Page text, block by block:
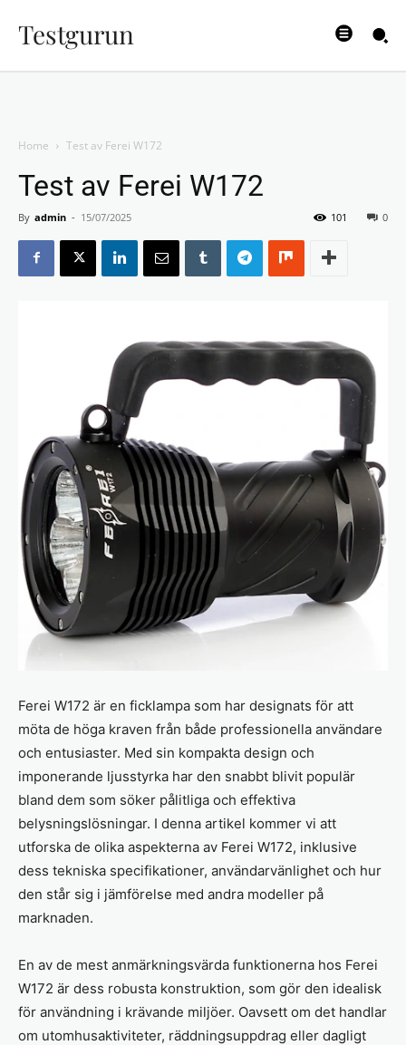
Testgurun
Home Test av Ferei W172
Test av Ferei W172
By admin - 15/07/2025 0
101
Ferei W172 är en ficklampa som har designats för att
möta de höga kraven från både professionella användare
och entusiaster. Med sin kompakta design och
imponerande ljusstyrka har den snabbt blivit populär
bland dem som söker pålitliga och effektiva
belysningslösningar. I denna artikel kommer vi att
utforska de olika aspekterna av Ferei W172, inklusive
dess tekniska specifikationer, användarvänlighet och hur
den står sig i jämförelse med andra modeller på
marknaden.
En av de mest anmärkningsvärda funktionerna hos Ferei
W172 är dess robusta konstruktion, som gör den idealisk
för användning i krävande miljöer. Oavsett om det handlar
om utomhusaktiviteter, räddningsuppdrag eller dagligt